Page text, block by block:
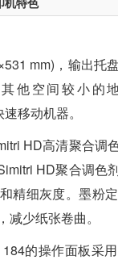
mm)，输出托
他空间较小的
移动机器。
HD高清聚合调
HD聚合调色
精细灰度。墨粉
少纸张卷曲。
的操作面板采